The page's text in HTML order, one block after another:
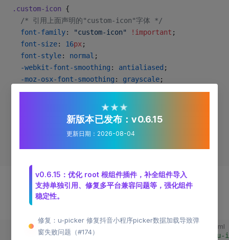
★★★
新版本已发布：v0.6.15
更新日期：2026-08-04
v0.6.15：优化 root 根组件插件，补全组件导入
支持单独引用、修复多平台兼容问题等，强化组件
稳定性。
修复：u-picker 修复抖音小程序picker数据加载导致弹
窗失败问题（#174）
.custom-icon {
  /* 引用上面声明的"custom-icon"字体 */
  font-family
: "custom-icon" !important ;
  font-size
: 16px;
  font-style
: normal ;
  -webkit-font-smoothing
: antialiased ;
  -moz-osx-font-smoothing
: grayscale;
/* 字体图标的前缀为"custom-icon-" */
.custom-icon-copy:before {
\e641";
通过如下方式引用：
custom-prefix
html
u-icon name="copy" custom-prefix u-